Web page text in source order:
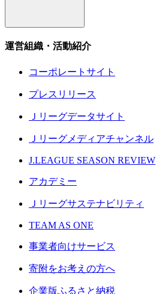
運営組織・活動紹介
コーポレートサイト
プレスリリース
Ｊリーグデータサイト
Ｊリーグメディアチャンネル
J.LEAGUE SEASON REVIEW
アカデミー
Ｊリーグサステナビリティ
TEAM AS ONE
事業者向けサービス
寄附をお考えの方へ
企業版ふるさと納税